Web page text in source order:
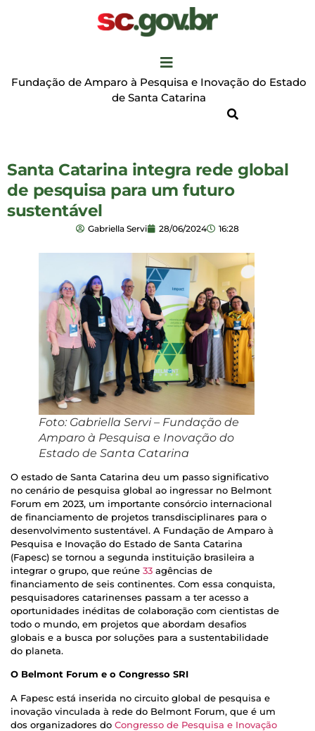
Fundação de Amparo à Pesquisa e Inovação do Estado
de Santa Catarina
Santa Catarina integra rede global
de pesquisa para um futuro
sustentável
Gabriella Servi 28/06/2024 16:28
Foto: Gabriella Servi – Fundação de
Amparo à Pesquisa e Inovação do
Estado de Santa Catarina
O estado de Santa Catarina deu um passo significativo
no cenário de pesquisa global ao ingressar no Belmont
Forum em 2023, um importante consórcio internacional
de financiamento de projetos transdisciplinares para o
desenvolvimento sustentável. A Fundação de Amparo à
Pesquisa e Inovação do Estado de Santa Catarina
(Fapesc) se tornou a segunda instituição brasileira a
integrar o grupo, que reúne 33 agências de
financiamento de seis continentes. Com essa conquista,
pesquisadores catarinenses passam a ter acesso a
oportunidades inéditas de colaboração com cientistas de
todo o mundo, em projetos que abordam desafios
globais e a busca por soluções para a sustentabilidade
do planeta.
O Belmont Forum e o Congresso SRI
A Fapesc está inserida no circuito global de pesquisa e
inovação vinculada à rede do Belmont Forum, que é um
dos organizadores do Congresso de Pesquisa e Inovação